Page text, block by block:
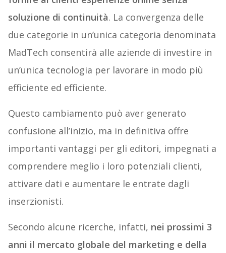
soluzione di continuità. La convergenza delle
due categorie in un’unica categoria denominata
MadTech consentirà alle aziende di investire in
un’unica tecnologia per lavorare in modo più
efficiente ed efficiente.
Questo cambiamento può aver generato
confusione all’inizio, ma in definitiva offre
importanti vantaggi per gli editori, impegnati a
comprendere meglio i loro potenziali clienti,
attivare dati e aumentare le entrate dagli
inserzionisti.
Secondo alcune ricerche, infatti, nei prossimi 3
anni il mercato globale del marketing e della